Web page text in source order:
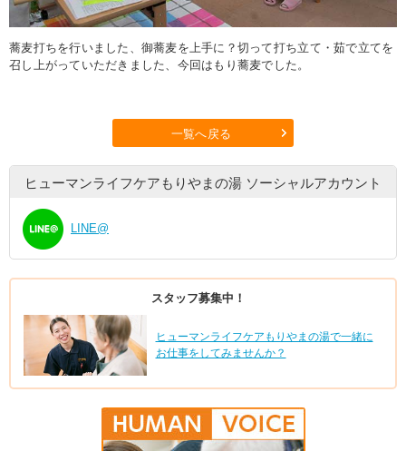
蕎麦打ちを行いました、御蕎麦を上手に？切って打ち立て・茹で立てを
召し上がっていただきました、今回はもり蕎麦でした。
一覧へ戻る
ヒューマンライフケアもりやまの湯 ソーシャルアカウント
LINE@
スタッフ募集中！
ヒューマンライフケアもりやまの湯で一緒に
お仕事をしてみませんか？